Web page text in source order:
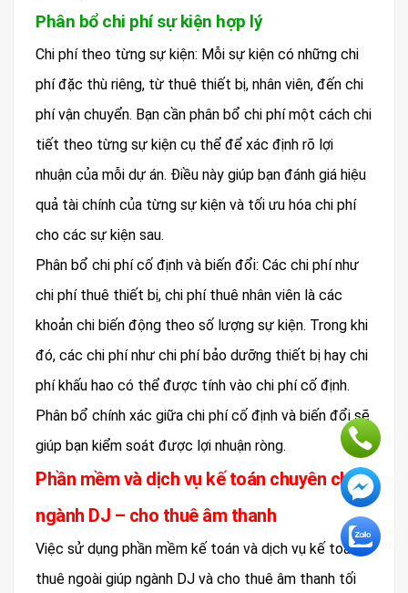
Phân bổ chi phí sự kiện hợp lý
Chi phí theo từng sự kiện: Mỗi sự kiện có những chi
phí đặc thù riêng, từ thuê thiết bị, nhân viên, đến chi
phí vận chuyển. Bạn cần phân bổ chi phí một cách chi
tiết theo từng sự kiện cụ thể để xác định rõ lợi
nhuận của mỗi dự án. Điều này giúp bạn đánh giá hiệu
quả tài chính của từng sự kiện và tối ưu hóa chi phí
cho các sự kiện sau.
Phân bổ chi phí cố định và biến đổi: Các chi phí như
chi phí thuê thiết bị, chi phí thuê nhân viên là các
khoản chi biến động theo số lượng sự kiện. Trong khi
đó, các chi phí như chi phí bảo dưỡng thiết bị hay chi
phí khấu hao có thể được tính vào chi phí cố định.
Phân bổ chính xác giữa chi phí cố định và biến đổi sẽ
giúp bạn kiểm soát được lợi nhuận ròng.
Phần mềm và dịch vụ kế toán chuyên cho
ngành DJ – cho thuê âm thanh
Việc sử dụng phần mềm kế toán và dịch vụ kế toán
thuê ngoài giúp ngành DJ và cho thuê âm thanh tối